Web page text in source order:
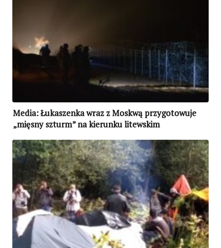
Media: Łukaszenka wraz z Moskwą przygotowuje
„mięsny szturm” na kierunku litewskim